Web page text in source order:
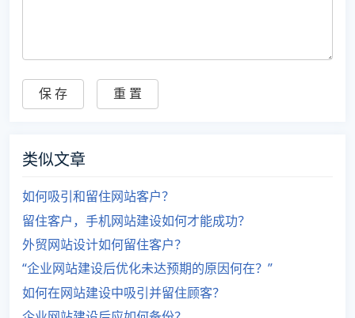
类似文章
如何吸引和留住网站客户？
留住客户，手机网站建设如何才能成功？
外贸网站设计如何留住客户？
“企业网站建设后优化未达预期的原因何在？”
如何在网站建设中吸引并留住顾客？